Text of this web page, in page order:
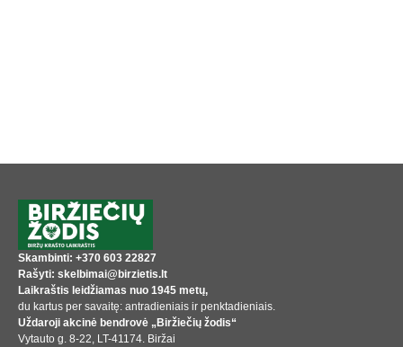
Skambinti: +370 603 22827
Rašyti: skelbimai@birzietis.lt
Laikraštis leidžiamas nuo 1945 metų,
du kartus per savaitę: antradieniais ir penktadieniais.
Uždaroji akcinė bendrovė „Biržiečių žodis“
Vytauto g. 8-22, LT-41174. Biržai